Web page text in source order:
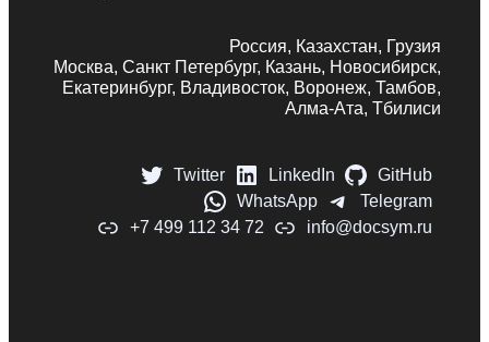
Россия, Казахстан, Грузия
Москва, Санкт Петербург, Казань, Новосибирск,
Екатеринбург, Владивосток, Воронеж, Тамбов,
Алма-Ата, Тбилиси
Twitter LinkedIn
GitHub
WhatsApp
Telegram
+7 499 112 34 72
info@docsym.ru